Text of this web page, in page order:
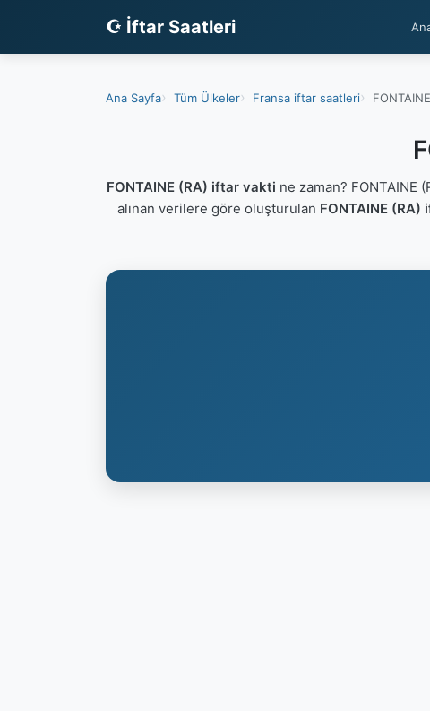
☪ İftar Saatleri
Ana Sayfa Tüm Ülkeler Fransa iftar saatleri
FONTAINE (RA) iftar vakti ne zaman? FONTAINE
alınan verilere göre oluşturulan FONTAINE